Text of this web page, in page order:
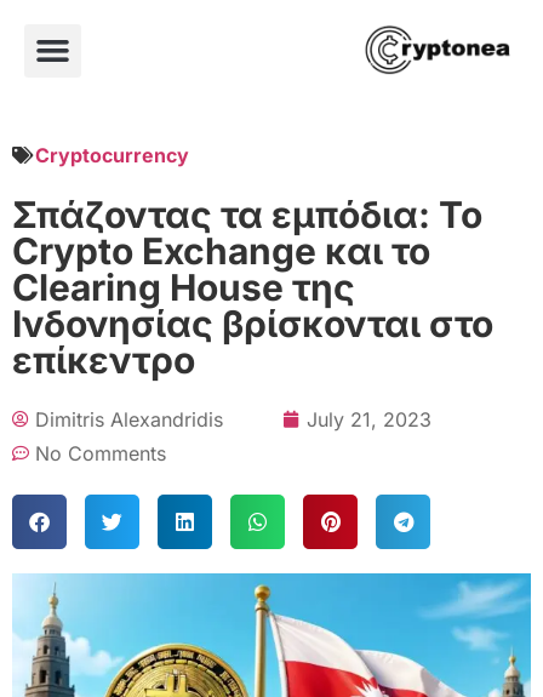
Cryptocurrency
Σπάζοντας τα εμπόδια: Το
Crypto Exchange και το
Clearing House της
Ινδονησίας βρίσκονται στο
επίκεντρο
Dimitris Alexandridis
July 21, 2023
No Comments